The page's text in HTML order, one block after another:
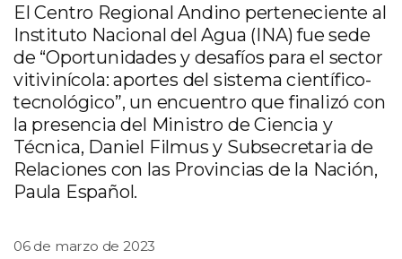
El Centro Regional Andino perteneciente al
Instituto Nacional del Agua (INA) fue sede
de “Oportunidades y desafíos para el sector
vitivinícola: aportes del sistema científico-
tecnológico”, un encuentro que finalizó con
la presencia del Ministro de Ciencia y
Técnica, Daniel Filmus y Subsecretaria de
Relaciones con las Provincias de la Nación,
Paula Español.
06 de marzo de 2023